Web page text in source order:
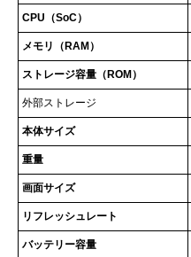
CPU（SoC）
メモリ（RAM）
ストレージ容量（ROM）
外部ストレージ
本体サイズ
重量
画面サイズ
リフレッシュレート
バッテリー容量